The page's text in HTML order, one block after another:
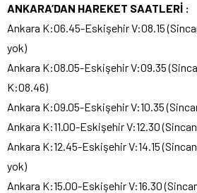
ANKARA’DAN HAREKET SAATLERİ :
Ankara K:06.45-Eskişehir V:08.15
yok)
Ankara K:08.05-Eskişehir V:09.35
K:08.46)
Ankara K:09.05-Eskişehir V:10.35
Ankara K:11.00-Eskişehir V:12.30 (Sincan
Ankara K:12.45-Eskişehir V:14.15
yok)
Ankara K:15.00-Eskişehir V:16.30